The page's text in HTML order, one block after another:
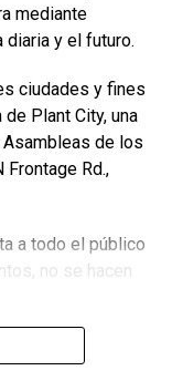
en reaccionar
ayuda”, escribió
dónde, cómo y
La cifra total
fueron
mediante
y el futuro.
ciudades y fines
Plant City, una
de los
Rd.,
a todo el público
no se hacen